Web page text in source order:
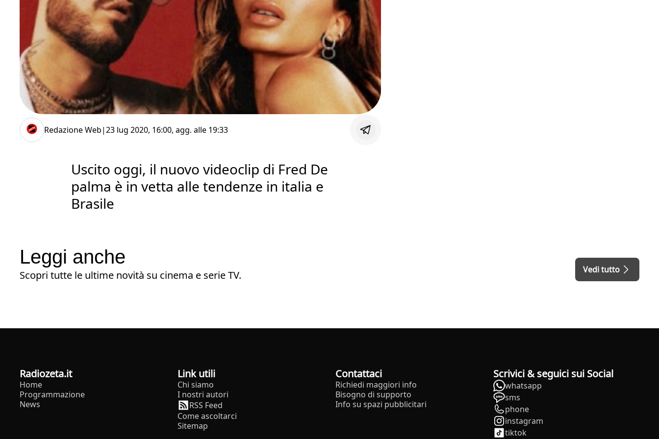
Redazione Web|23 lug 2020, 16:00, agg. alle 19:33
Uscito oggi, il nuovo videoclip di Fred De
palma è in vetta alle tendenze in italia e
Brasile
Leggi anche
Scopri tutte le ultime novità su cinema e serie TV. Vedi tutto
radiozeta.it
Home
Programmazione
News
Link utili
Chi siamo
I nostri autori
RSS Feed
Come ascoltarci
Sitemap
Contattaci
Richiedi maggiori info
Bisogno di supporto
Info su spazi pubblicitari
Scrivici & seguici sui Social
whatsapp
sms
phone
instagram
tiktok